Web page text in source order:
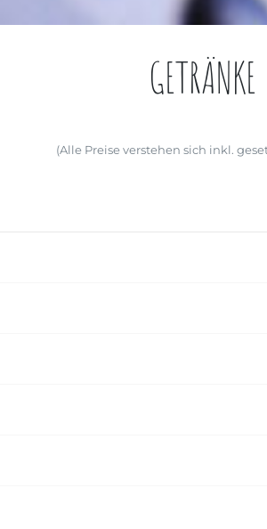
GETRÄNKE
(Alle Preise verstehen sich inkl.